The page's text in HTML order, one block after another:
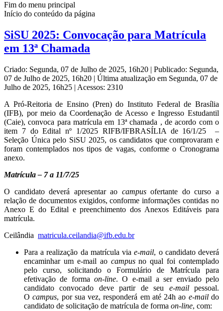
Fim do menu principal
Início do conteúdo da página
SiSU 2025: Convocação para Matrícula
em 13ª Chamada
Criado: Segunda, 07 de Julho de 2025, 16h20 | Publicado: Segunda,
07 de Julho de 2025, 16h20 | Última atualização em Segunda, 07 de
Julho de 2025, 16h25 | Acessos: 2310
A Pró-Reitoria de Ensino (Pren) do Instituto Federal de Brasília
(IFB), por meio da Coordenação de Acesso e Ingresso Estudantil
(Caie), convoca para matrícula em 13ª chamada , de acordo com o
item 7 do Edital nº 1/2025 RIFB/IFBRASÍLIA de 16/1/25 –
Seleção Única pelo SiSU 2025, os candidatos que comprovaram e
foram contemplados nos tipos de vagas, conforme o Cronograma
anexo.
Matrícula – 7 a 11/7/25
O candidato deverá apresentar ao campusofertante do curso a
relação de documentos exigidos, conforme informações contidas no
Anexo E do Edital e preenchimento dos Anexos Editáveis para
matrícula.
Ceilândia matricula.ceilandia@ifb.edu.br
Para a realização da matrícula viae-mail, o candidato deverá
encaminhar um e-mail ao campusno qual foi contemplado
pelo curso, solicitando o Formulário de Matrícula para
efetivação de forma on-line. O e-mail a ser enviado pelo
candidato convocado deve partir de seu e-mailpessoal.
Ocampus, por sua vez, responderá em até 24h ao e-maildo
candidato de solicitação de matrícula de forma on-line, com: